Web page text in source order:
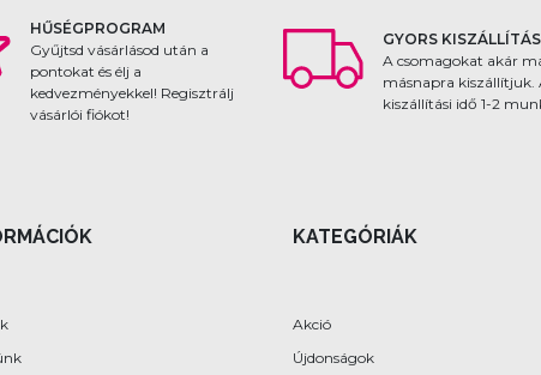
HŰSÉGPROGRAM
Gyűjtsd vásárlásod után a
pontokat és élj a
kedvezményekkel! Regisztrálj
vásárlói fiókot!
GYORS KISZÁLLÍTÁS
A csomagokat akár
másnapra kiszállítjuk.
kiszállítási idő 1-2
KATEGÓRIÁK
Akció
Újdonságok